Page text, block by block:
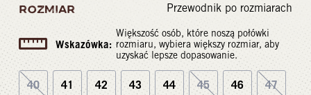
ROZMIAR Przewodnik po rozmiarach
Wskazówka:
Większość osób, które noszą połówki
rozmiaru, wybiera większy rozmiar, aby
uzyskać lepsze dopasowanie.
40 41 42 43 44 45 46 47